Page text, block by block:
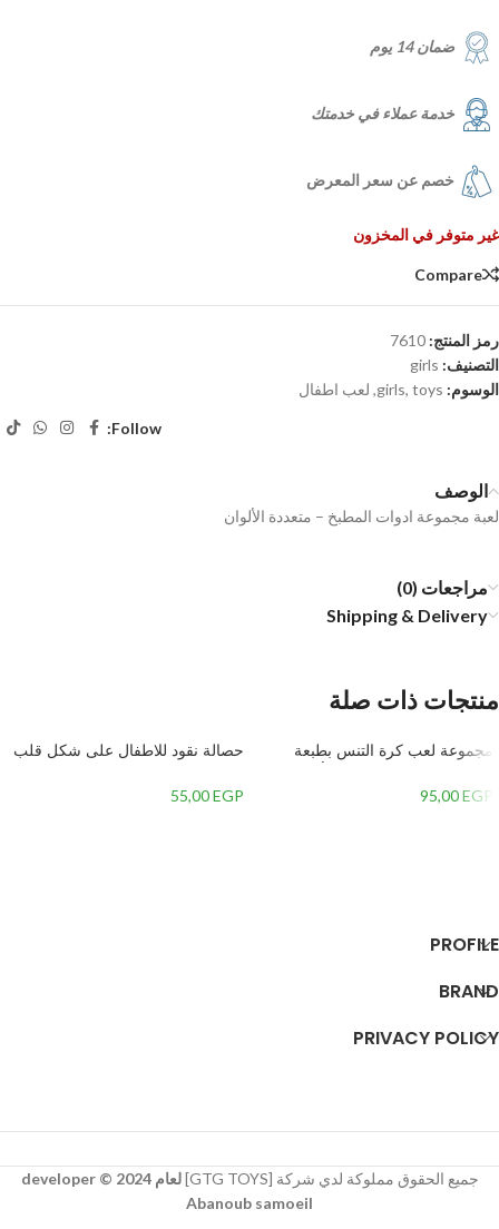
ضمان 14 يوم
خدمة عملاء في خدمتك
خصم عن سعر المعرض
غير متوفر في المخزون
Compare
رمز المنتج: 7610
التصنيف: girls
الوسوم:
girls, toys
, لعب اطفال
Follow:
الوصف
لعبة مجموعة ادوات المطبخ – متعددة الألوان
مراجعات (0)
Shipping & Delivery
منتجات ذات صلة
مجموعة لعب كرة التنس بطبعة
95,00EGP
حصالة نقود للاطفال على شكل قلب
55,00EGP
PROFILE
BRAND
PRIVACY POLICY
جميع الحقوق مملوكة لدي شركة [GTG TOYS]
لعام 2024 © developer
Abanoub samoeil